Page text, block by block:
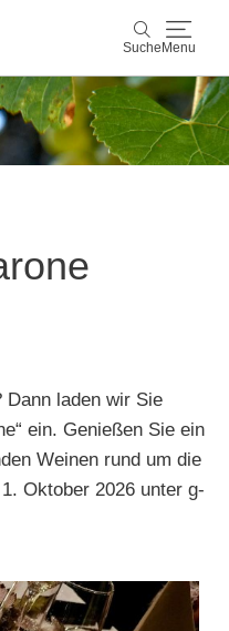
Suche Menu
Suche
Karte
Dann laden wir Sie
ein. Genießen Sie ein
Weinen rund um die
Oktober 2026 unter g-